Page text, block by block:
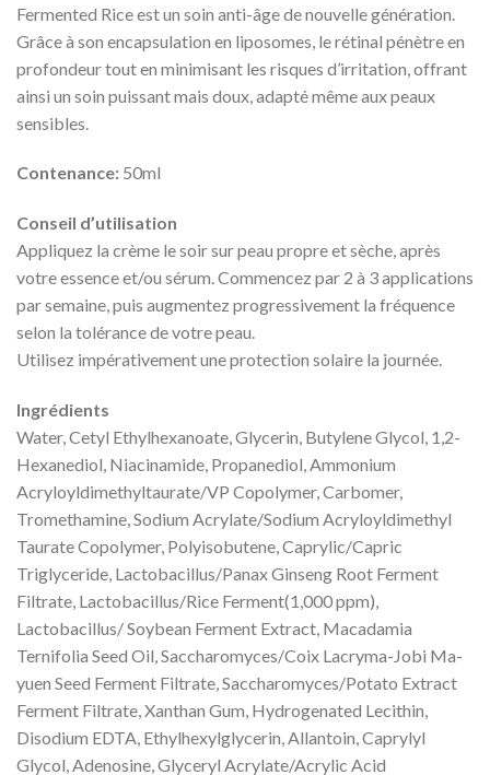
Fermented Rice est un soin anti-âge de nouvelle génération.
Grâce à son encapsulation en liposomes, le rétinal pénètre en
profondeur tout en minimisant les risques d’irritation, offrant
ainsi un soin puissant mais doux, adapté même aux peaux
sensibles.
Contenance: 50ml
Conseil d’utilisation
Appliquez la crème le soir sur peau propre et sèche, après
votre essence et/ou sérum. Commencez par 2 à 3 applications
par semaine, puis augmentez progressivement la fréquence
selon la tolérance de votre peau.
Utilisez impérativement une protection solaire la journée.
Ingrédients
Water, Cetyl Ethylhexanoate, Glycerin, Butylene Glycol, 1,2-
Hexanediol, Niacinamide, Propanediol, Ammonium
Acryloyldimethyltaurate/VP Copolymer, Carbomer,
Tromethamine, Sodium Acrylate/Sodium Acryloyldimethyl
Taurate Copolymer, Polyisobutene, Caprylic/Capric
Triglyceride, Lactobacillus/Panax Ginseng Root Ferment
Filtrate, Lactobacillus/Rice Ferment(1,000 ppm),
Lactobacillus/ Soybean Ferment Extract, Macadamia
Ternifolia Seed Oil, Saccharomyces/Coix Lacryma-Jobi Ma-
yuen Seed Ferment Filtrate, Saccharomyces/Potato Extract
Ferment Filtrate, Xanthan Gum, Hydrogenated Lecithin,
Disodium EDTA, Ethylhexylglycerin, Allantoin, Caprylyl
Glycol, Adenosine, Glyceryl Acrylate/Acrylic Acid